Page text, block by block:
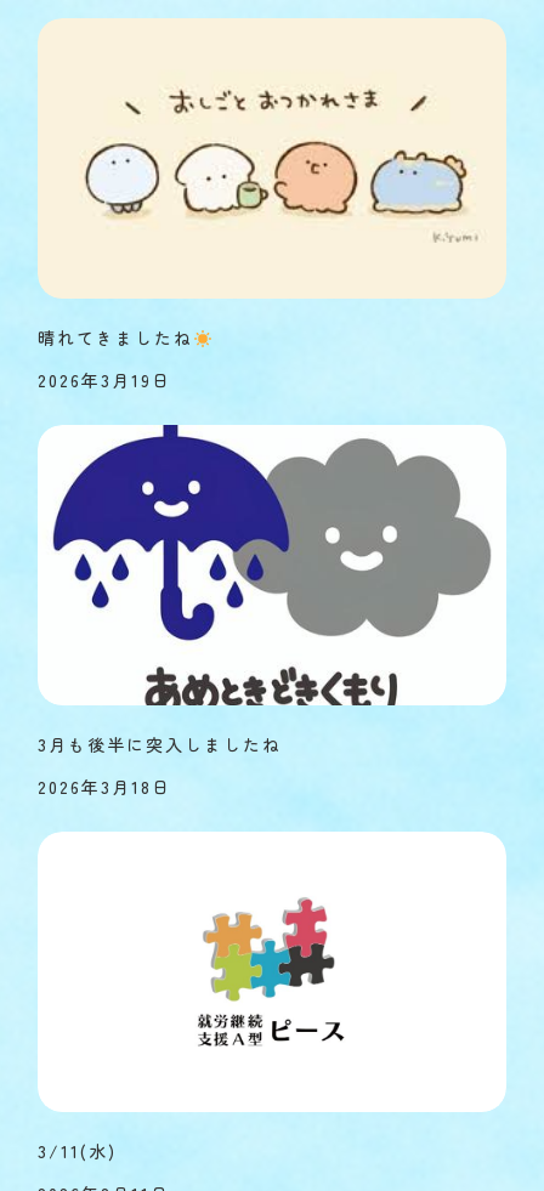
晴れてきましたね
2026年3月19日
3月も後半に突入しましたね
2026年3月18日
3/11(水)